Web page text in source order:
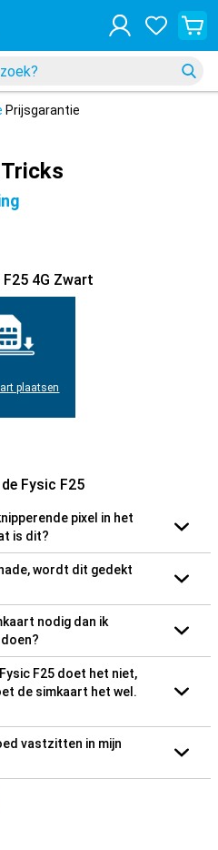
Prijsgarantie
4G Zwart
plaatsen
Fysic F25
pixel in het
is dit?
wordt dit gedekt
nodig dan ik
F25 doet het niet,
de simkaart het wel.
vastzitten in mijn